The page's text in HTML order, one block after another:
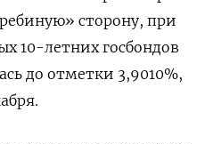
сторону, при
10-летних госбондов
до отметки 3,9010%,